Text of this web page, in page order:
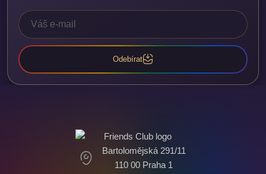
Odebírat
Bartolomějská 291/11
110 00 Praha 1